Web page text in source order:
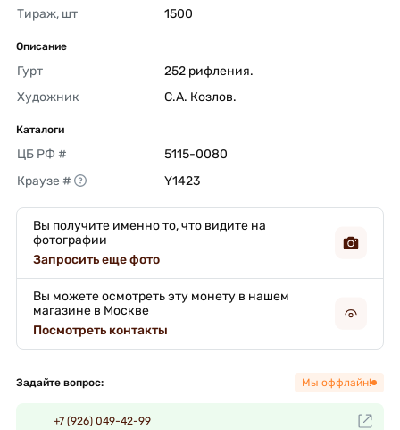
Тираж, шт
1500
Описание
Гурт
252 рифления.
Художник
С.А. Козлов.
Каталоги
ЦБ РФ #
5115-0080
Краузе #
Y1423
Вы получите именно то, что видите на
фотографии
Запросить еще фото
Вы можете осмотреть эту монету в нашем
магазине в Москве
Посмотреть контакты
Задайте вопрос: Мы оффлайн!
+7 (926) 049-42-99